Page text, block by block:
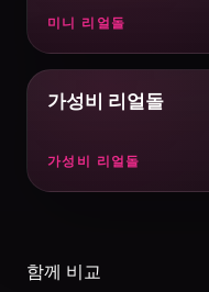
미니 리얼돌
가성비 리얼돌
가성비 리얼돌
함께 비교